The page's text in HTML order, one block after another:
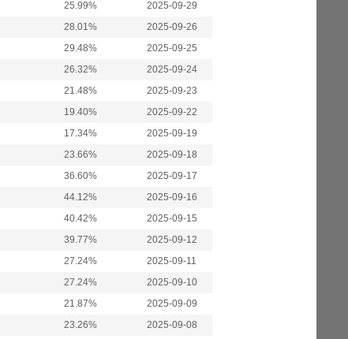
25.99%
2025-09-29
28.01%
2025-09-26
29.48%
2025-09-25
26.32%
2025-09-24
21.48%
2025-09-23
19.40%
2025-09-22
17.34%
2025-09-19
23.66%
2025-09-18
36.60%
2025-09-17
44.12%
2025-09-16
40.42%
2025-09-15
39.77%
2025-09-12
27.24%
2025-09-11
27.24%
2025-09-10
21.87%
2025-09-09
23.26%
2025-09-08